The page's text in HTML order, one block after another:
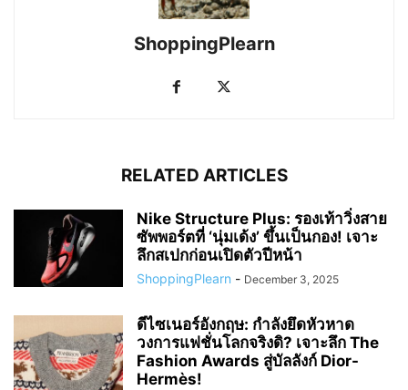
ShoppingPlearn
RELATED ARTICLES
Nike Structure Plus: รองเท้าวิ่งสาย
ซัพพอร์ตที่ ‘นุ่มเด้ง’ ขึ้นเป็นกอง! เจาะ
ลึกสเปกก่อนเปิดตัวปีหน้า
ShoppingPlearn - December 3, 2025
ดีไซเนอร์อังกฤษ: กำลังยึดหัวหาด
วงการแฟชั่นโลกจริงดิ? เจาะลึก The
Fashion Awards สู่บัลลังก์ Dior-
Hermès!